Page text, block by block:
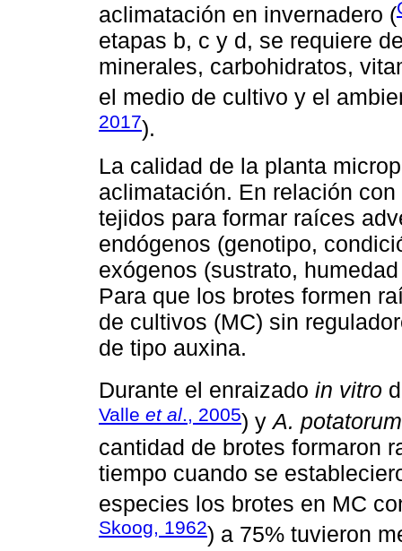
aclimatación en invernadero (
etapas b, c y d, se requiere
minerales, carbohidratos,
el medio de cultivo y el
2017).
La calidad de la planta
aclimatación. En relación
tejidos para formar raíces
endógenos (genotipo,
exógenos (sustrato,
Para que los brotes formen
de cultivos (MC) sin
de tipo auxina.
Durante el enraizado in vitro
Valle et al., 2005) yA. potatorum
cantidad de brotes formaron
tiempo cuando se
especies los brotes en MC
Skoog, 1962) a 75% tuvieron